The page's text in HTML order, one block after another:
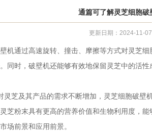
通篇可了解灵芝细胞
更新日期：2024-11-
通过高速旋转、撞击、摩擦等方式对灵芝细
同时，破壁机还能够有效地保留灵芝中的活
及其产品的需求不断增加，灵芝细胞破壁
芝粉末具有更高的营养价值和生物利用度，
场前景和应用前景。